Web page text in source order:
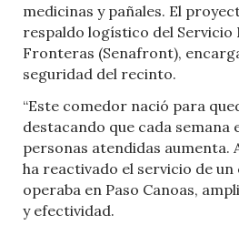
medicinas y pañales. El
respaldo logístico del Servicio
Fronteras (Senafront),
seguridad del recinto.
“Este comedor nació para
destacando que cada semana
personas atendidas aumenta.
ha reactivado el servicio de
operaba en Paso Canoas,
y efectividad.